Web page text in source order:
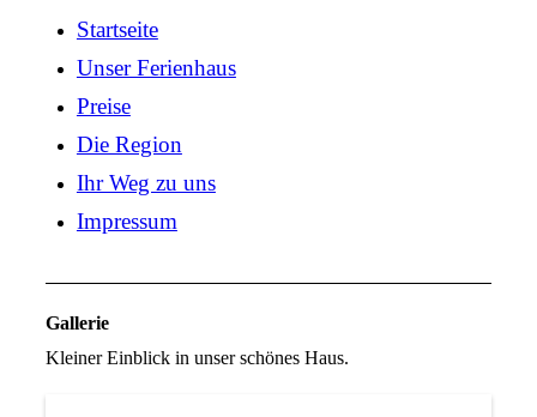
Startseite
Unser Ferienhaus
Preise
Die Region
Ihr Weg zu uns
Impressum
Gallerie
Kleiner Einblick in unser schönes Haus.